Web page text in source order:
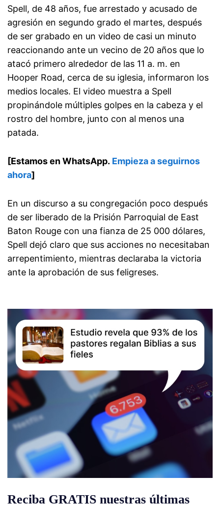
Spell, de 48 años, fue arrestado y acusado de
agresión en segundo grado el martes, después
de ser grabado en un video de casi un minuto
reaccionando ante un vecino de 20 años que lo
atacó primero alrededor de las 11 a. m. en
Hooper Road, cerca de su iglesia, informaron los
medios locales. El video muestra a Spell
propinándole múltiples golpes en la cabeza y el
rostro del hombre, junto con al menos una
patada.
[Estamos en WhatsApp. Empieza a seguirnos
ahora]
En un discurso a su congregación poco después
de ser liberado de la Prisión Parroquial de East
Baton Rouge con una fianza de 25 000 dólares,
Spell dejó claro que sus acciones no necesitaban
arrepentimiento, mientras declaraba la victoria
ante la aprobación de sus feligreses.
Reciba GRATIS nuestras últimas